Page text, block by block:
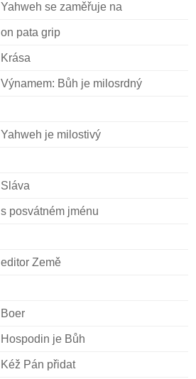
Yahweh se zaměřuje na
on pata grip
Krása
Výnamem: Bůh je milosrdný
Yahweh je milostivý
Sláva
s posvátném jménu
editor Země
Boer
Hospodin je Bůh
Kéž Pán přidat